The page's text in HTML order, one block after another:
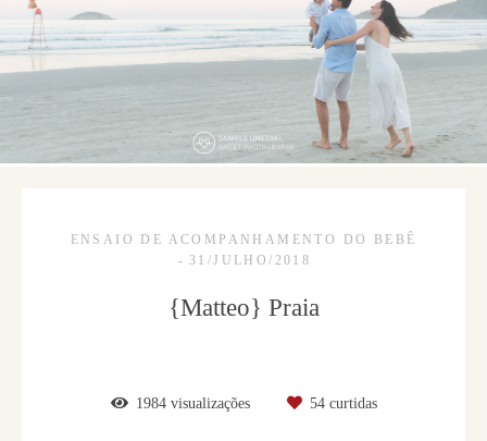
ENSAIO DE ACOMPANHAMENTO DO BEBÊ
31/JULHO/2018
{Matteo} Praia
1984visualizações 54curtidas